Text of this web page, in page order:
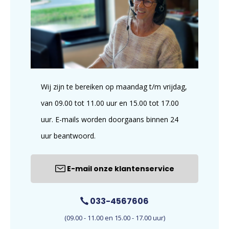
Wij zijn te bereiken op maandag t/m vrijdag,
van 09.00 tot 11.00 uur en 15.00 tot 17.00
uur. E-mails worden doorgaans binnen 24
uur beantwoord.
E-mail onze klantenservice
033-4567606
(09.00 - 11.00 en 15.00 - 17.00 uur)